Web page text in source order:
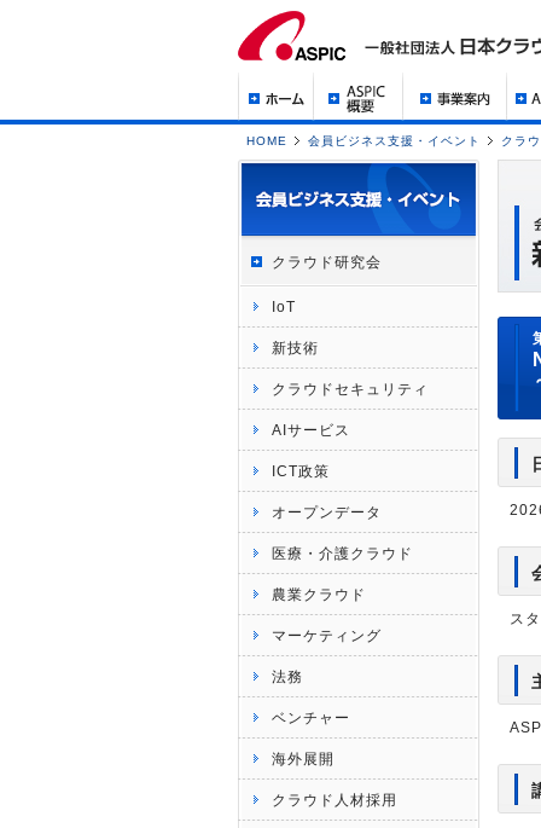
HOME 会員ビジネス支援・イベント クラ
クラウド研究会
IoT
新技術
クラウドセキュリティ
AIサービス
ICT政策
オープンデータ
医療・介護クラウド
農業クラウド
マーケティング
法務
ベンチャー
海外展開
クラウド人材採用
ス